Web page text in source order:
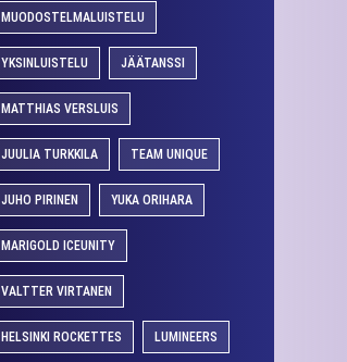
MUODOSTELMALUISTELU
YKSINLUISTELU JÄÄTANSSI
MATTHIAS VERSLUIS
JUULIA TURKKILA TEAM UNIQUE
JUHO PIRINEN YUKA ORIHARA
MARIGOLD ICEUNITY
VALTTER VIRTANEN
HELSINKI ROCKETTES LUMINEERS